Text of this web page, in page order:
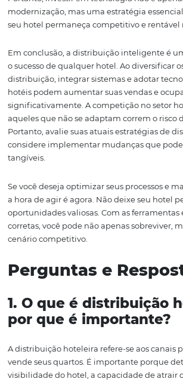
Quais
Hoteleira
A tecnologia de gestão hoteleira é
hotéis que buscam otimizar suas
receita. Uma plataforma robusta de
todas as operações, desde reservas
permitindo que os gestores tenham
Além disso, a automação de
de tarifas e disponibilidade, reduz a
equipe, permitindo que eles se
eficiência, mas também aumenta a
Outra vantagem da tecnologia
a tomar decisões informadas sobre
vendas e melhorias operacionais.